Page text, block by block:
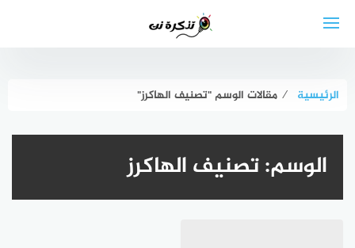
الرئيسية ⁄ مقالات الوسم "تصنيف الهاكرز"
الوسم:تصنيف الهاكرز